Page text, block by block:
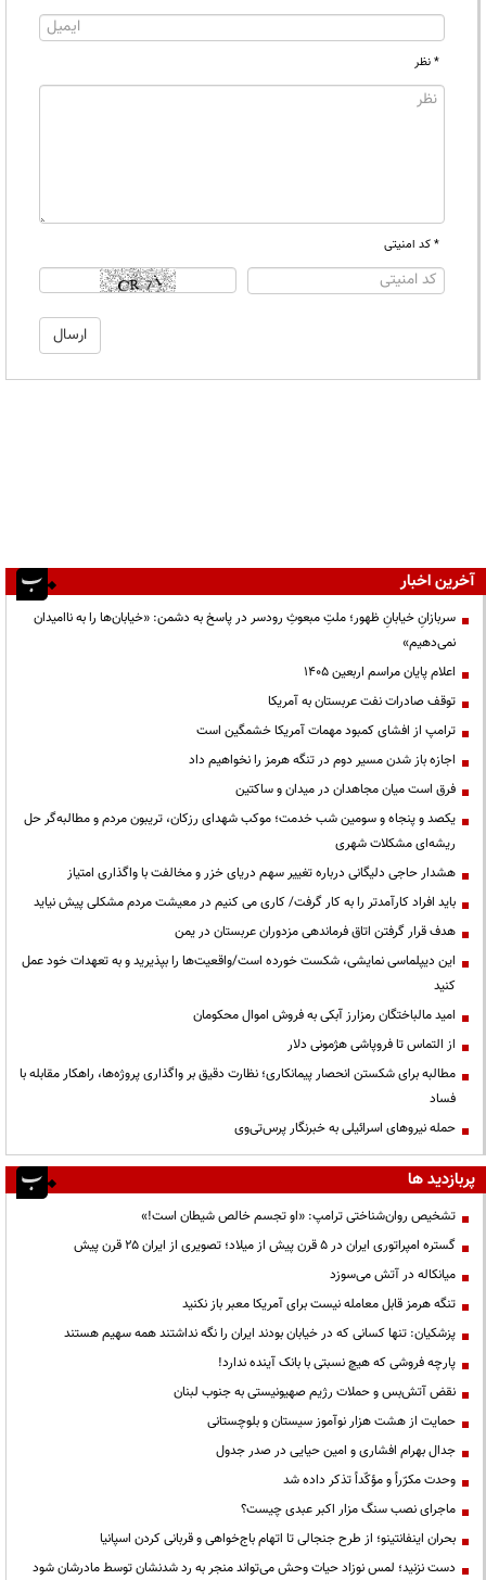
* نظر
* کد امنیتی
آخرین اخبار
سربازانِ خیابانِ ظهور؛ ملتِ مبعوثِ رودسر در پاسخ به دشمن: «خیابان‌ها را به ناامیدان
نمی‌دهیم»
اعلام پایان مراسم اربعین ۱۴۰۵
توقف صادرات نفت عربستان به آمریکا
ترامپ از افشای کمبود مهمات آمریکا خشمگین است
اجازه باز شدن مسیر دوم در تنگه هرمز را نخواهیم داد
فرق است میان مجاهدان در میدان و ساکتین
یکصد و پنجاه و سومین شب خدمت؛ موکب شهدای رزکان، تریبون مردم و مطالبه‌گر حل
ریشه‌ای مشکلات شهری
هشدار حاجی دلیگانی درباره تغییر سهم دریای خزر و مخالفت با واگذاری امتیاز
باید افراد کارآمدتر را به کار گرفت/ کاری می کنیم در معیشت مردم مشکلی پیش نیاید
هدف قرار گرفتن اتاق‌ فرماندهی مزدوران عربستان در یمن
این دیپلماسی نمایشی، شکست خورده است/واقعیت‌ها را بپذیرید و به تعهدات خود عمل
کنید
امید مالباختگان رمزارز آبکی به فروش اموال محکومان
از التماس تا فروپاشی هژمونی دلار
مطالبه برای شکستن انحصار پیمانکاری؛ نظارت دقیق بر واگذاری پروژه‌ها، راهکار مقابله با
فساد
حمله نیروهای اسرائیلی به خبرنگار پرس‌تی‌وی
پربازدید ها
تشخیص روان‌شناختی ترامپ: «او تجسم خالص شیطان است!»
گستره امپراتوری ایران در ۵ قرن پیش از میلاد؛ تصویری از ایران ۲۵ قرن پیش
میانکاله در آتش می‌سوزد
تنگه هرمز قابل معامله نیست برای آمریکا معبر باز نکنید
پزشکیان: تنها کسانی که در خیابان بودند ایران را نگه نداشتند همه سهیم هستند
پارچه فروشی که هیچ نسبتی با بانک آینده ندارد!
نقض آتش‌بس و حملات رژیم صهیونیستی به جنوب لبنان
حمایت از هشت هزار نوآموز سیستان و بلوچستانی
جدال بهرام افشاری و امین حیایی در صدر جدول
وحدت مکرّراً و مؤکّداً تذکر داده شد
ماجرای نصب سنگ مزار اکبر عبدی چیست؟
بحران اینفانتینو؛ از طرح جنجالی تا اتهام باج‌خواهی و قربانی کردن اسپانیا
دست نزنید؛ لمس نوزاد حیات وحش می‌تواند منجر به رد شدنشان توسط مادرشان شود